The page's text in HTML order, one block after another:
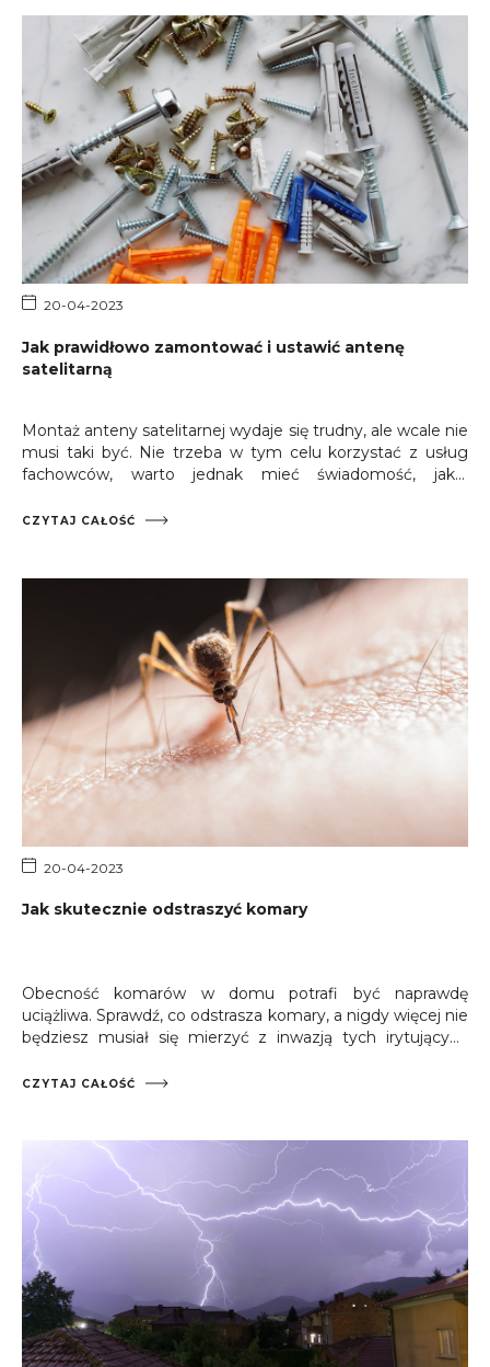
20-04-2023
Jak prawidłowo zamontować i ustawić antenę
satelitarną
Montaż anteny satelitarnej wydaje się trudny, ale wcale nie
musi taki być. Nie trzeba w tym celu korzystać z usług
fachowców, warto jednak mieć świadomość, jakie
samemu. Przeczytaj aby dowiedzieć się jak samodzielnie
CZYTAJ CAŁOŚĆ
20-04-2023
Jak skutecznie odstraszyć komary
Obecność komarów w domu potrafi być naprawdę
uciążliwa. Sprawdź, co odstrasza komary, a nigdy więcej nie
będziesz musiał się mierzyć z inwazją tych irytujących
CZYTAJ CAŁOŚĆ